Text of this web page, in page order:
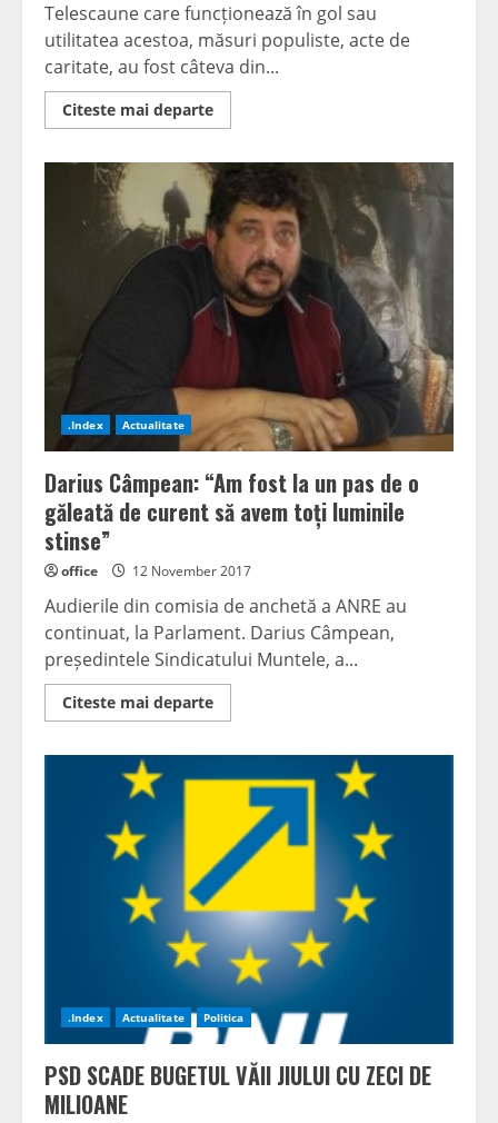
Telescaune care funcționează în gol sau
utilitatea acestoa, măsuri populiste, acte de
caritate, au fost câteva din...
Citeste mai departeRead
more
Local
nu
este
o
fundație
să
facem
doar
acte
de
binefacere”
.Index Actualitate
Darius Câmpean: “Am fost la un pas de o
găleată de curent să avem toți luminile
stinse”
office 12 November 2017
Audierile din comisia de anchetă a ANRE au
continuat, la Parlament. Darius Câmpean,
președintele Sindicatului Muntele, a...
Citeste mai departeRead
more
“Am
pas
de
o
găleată
de
curent
să
avem
toți
luminile
stinse”
.Index Actualitate Politica
PSD SCADE BUGETUL VĂII JIULUI CU ZECI DE
MILIOANE